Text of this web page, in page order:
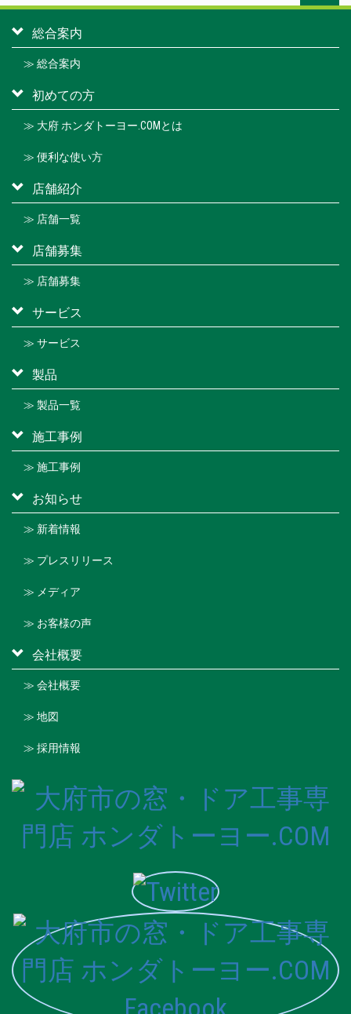
総合案内
≫ 総合案内
初めての方
≫ 大府 ホンダトーヨー.COMとは
≫ 便利な使い方
店舗紹介
≫ 店舗一覧
店舗募集
≫ 店舗募集
サービス
≫ サービス
製品
≫ 製品一覧
施工事例
≫ 施工事例
お知らせ
≫ 新着情報
≫ プレスリリース
≫ メディア
≫ お客様の声
会社概要
≫ 会社概要
≫ 地図
≫ 採用情報